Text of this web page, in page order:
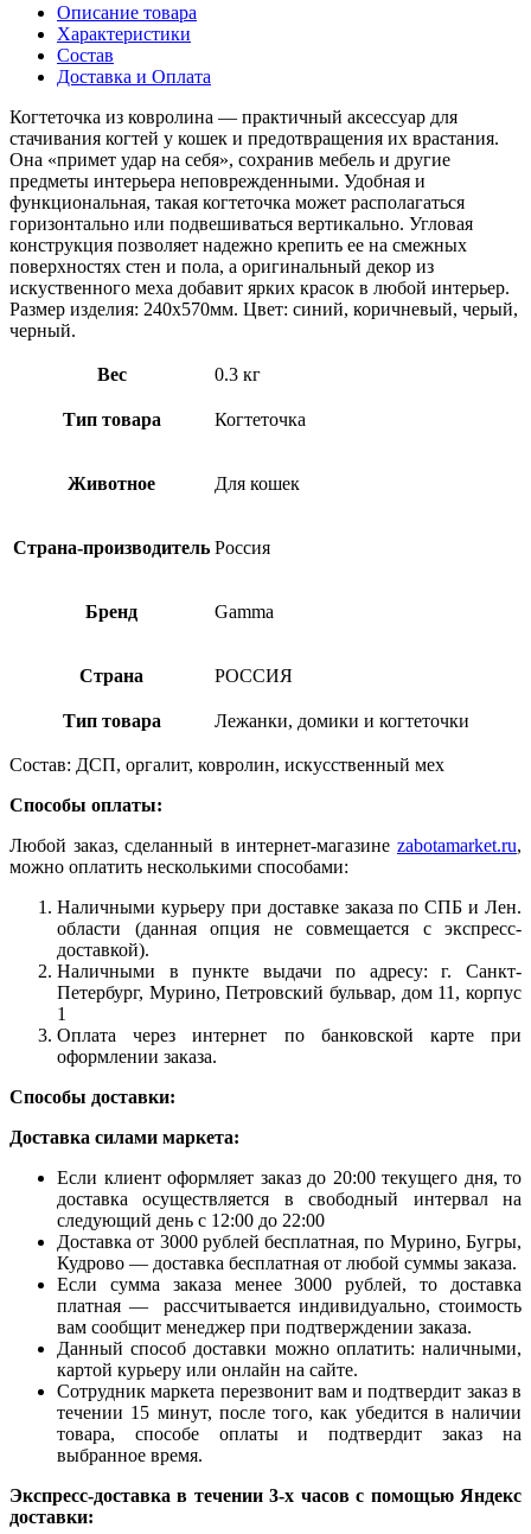
Описание товара
Характеристики
Состав
Доставка и Оплата
Когтеточка из ковролина — практичный аксессуар для
стачивания когтей у кошек и предотвращения их врастания.
Она «примет удар на себя», сохранив мебель и другие
предметы интерьера неповрежденными. Удобная и
функциональная, такая когтеточка может располагаться
горизонтально или подвешиваться вертикально. Угловая
конструкция позволяет надежно крепить ее на смежных
поверхностях стен и пола, а оригинальный декор из
искуственного меха добавит ярких красок в любой интерьер.
Размер изделия: 240х570мм. Цвет: синий, коричневый, черый,
черный.
Вес 0.3 кг
Тип товара Когтеточка
Животное Для кошек
Страна-производитель Россия
Бренд Gamma
Страна РОССИЯ
Тип товара Лежанки, домики и когтеточки
Состав: ДСП, оргалит, ковролин, искусственный мех
Способы оплаты:
Любой заказ, сделанный в интернет-магазине zabotamarket.ru,
можно оплатить несколькими способами:
Наличными курьеру при доставке заказа по СПБ и Лен.
области (данная опция не совмещается с экспресс-
доставкой).
Наличными в пункте выдачи по адресу: г. Санкт-
Петербург, Мурино, Петровский бульвар, дом 11, корпус
1
Оплата через интернет по банковской карте при
оформлении заказа.
Способы доставки:
Доставка силами маркета:
Если клиент оформляет заказ до 20:00 текущего дня, то
доставка осуществляется в свободный интервал на
следующий день с 12:00 до 22:00
Доставка от 3000 рублей бесплатная, по Мурино, Бугры,
Кудрово — доставка бесплатная от любой суммы заказа.
Если сумма заказа менее 3000 рублей, то доставка
платная — рассчитывается индивидуально, стоимость
вам сообщит менеджер при подтверждении заказа.
Данный способ доставки можно оплатить: наличными,
картой курьеру или онлайн на сайте.
Сотрудник маркета перезвонит вам и подтвердит заказ в
течении 15 минут, после того, как убедится в наличии
товара, способе оплаты и подтвердит заказ на
выбранное время.
Экспресс-доставка в течении 3-х часов с помощью Яндекс
доставки: